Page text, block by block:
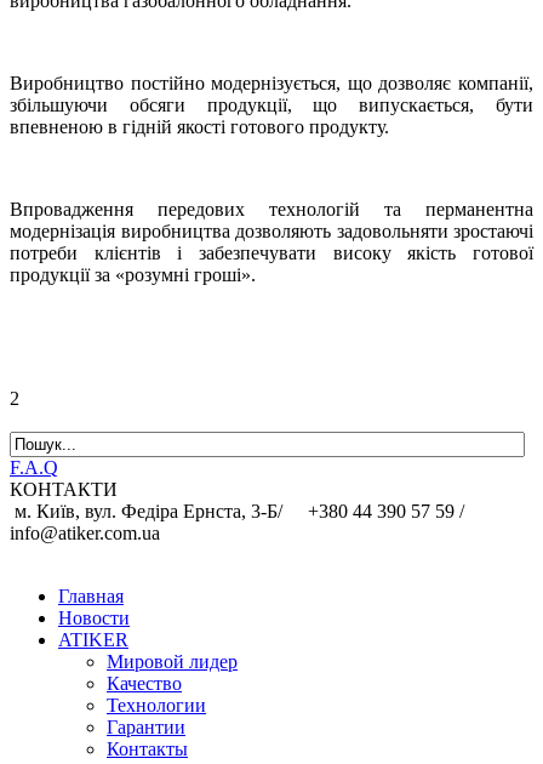
Виробництво постійно модернізується, що дозволяє компанії,
збільшуючи обсяги продукції, що випускається, бути
впевненою в гідній якості готового продукту.
Впровадження передових технологій та перманентна
модернізація виробництва дозволяють задовольняти зростаючі
потреби клієнтів і забезпечувати високу якість готової
продукції за «розумні гроші».
2
F.A.Q
КОНТАКТИ
м. Київ, вул. Федіра Ернста, 3-Б/
+380 44 390 57 59 /
info@atiker.com.ua
Главная
Новости
ATIKER
Мировой лидер
Качество
Технологии
Гарантии
Контакты